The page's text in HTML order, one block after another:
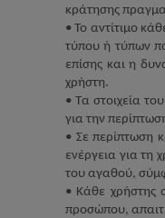
κράτησης
• Το αντίτιμο
τύπου ή τύπων
επίσης και η
χρήστη.
• Τα στοιχεία
για την
• Σε περίπτωση
ενέργεια για τη
του αγαθού,
• Κάθε χρήστης
προσώπου,